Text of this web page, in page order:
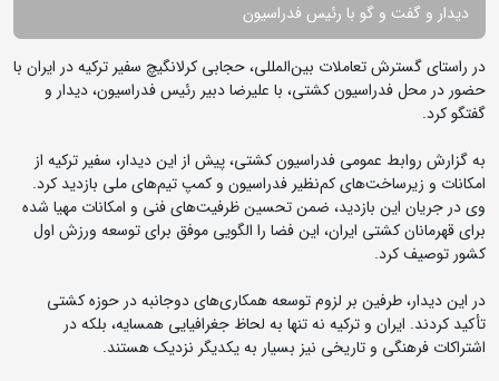
دیدار و گفت و گو با رئیس فدراسیون
در راستای گسترش تعاملات بین‌المللی، حجابی کرلانگیچ سفیر ترکیه در ایران با
حضور در محل فدراسیون کشتی، با علیرضا دبیر رئیس فدراسیون، دیدار و
گفتگو کرد.
به گزارش روابط عمومی فدراسیون کشتی، پیش از این دیدار، سفیر ترکیه از
امکانات و زیرساخت‌های کم‌نظیر فدراسیون و کمپ تیم‌های ملی بازدید کرد.
وی در جریان این بازدید، ضمن تحسین ظرفیت‌های فنی و امکانات مهیا شده
برای قهرمانان کشتی ایران، این فضا را الگویی موفق برای توسعه ورزش اول
کشور توصیف کرد.
در این دیدار، طرفین بر لزوم توسعه همکاری‌های دوجانبه در حوزه کشتی
تأکید کردند. ایران و ترکیه نه تنها به لحاظ جغرافیایی همسایه، بلکه در
اشتراکات فرهنگی و تاریخی نیز بسیار به یکدیگر نزدیک هستند.